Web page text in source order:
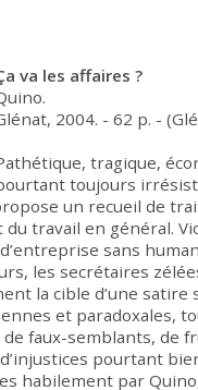
va les affaires ?
2004. - 62 p. -
tragique,
toujours
un recueil de
du travail en général.
sans
les secrétaires
la cible d’une satire
et paradoxales,
faux-semblants, de
pourtant
habilement par